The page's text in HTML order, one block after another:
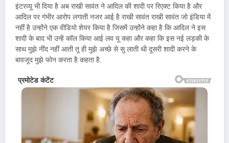
इंटरव्यू भी दिया है अब राखी सावंत ने आदिल की शादी पर रिएक्ट किया है और
आदिल पर गंभीर आरोप लगाती नजर आई है राखी सावंत राखी सावंत जो इंडिया में
नहीं है उन्होंने एक वीडियो शेयर किया है जिसमें उन्होंने कहा है कि आदिल ने इस
शादी के बाद भी उन्हें कॉल किया आई लव यू कहा और कहा कि इस नई लड़की के
साथ मुझे नींद नहीं आती तू ही मुझे अच्छे से सु लाती थी दूसरी शादी करने के
बावजूद मुझे फोन करता है कहता है.